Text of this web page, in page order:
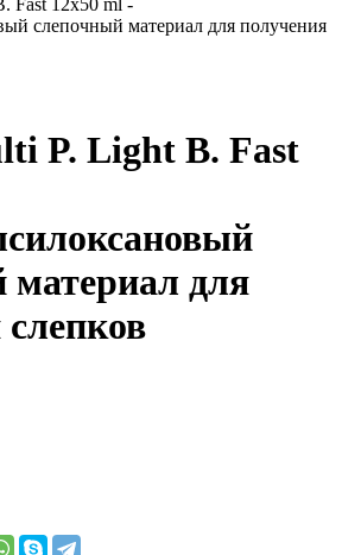
Fast 12x50 ml -
слепочный материал для получения
P. Light B. Fast
материал для